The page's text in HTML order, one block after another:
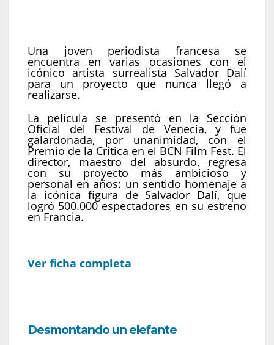
Una joven periodista francesa se
encuentra en varias ocasiones con el
icónico artista surrealista Salvador Dalí
para un proyecto que nunca llegó a
realizarse.
La película se presentó en la Sección
Oficial del Festival de Venecia, y fue
galardonada, por unanimidad, con el
Premio de la Crítica en el BCN Film Fest. El
director, maestro del absurdo, regresa
con su proyecto más ambicioso y
personal en años: un sentido homenaje a
la icónica figura de Salvador Dalí, que
logró 500.000 espectadores en su estreno
en Francia.
Ver ficha completa
Desmontando un elefante